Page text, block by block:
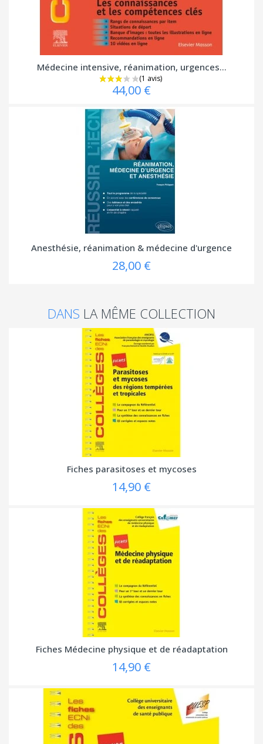
Médecine intensive, réanimation, urgences...
44,00 €
Anesthésie, réanimation & médecine d'urgence
28,00 €
DANS LA MÊME COLLECTION
Fiches parasitoses et mycoses
14,90 €
Fiches Médecine physique et de réadaptation
14,90 €